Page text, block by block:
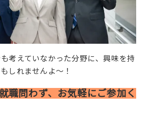
考えていなかった分野に、興味を持
しれませんよ〜！
職問わず、お気軽にご参加く